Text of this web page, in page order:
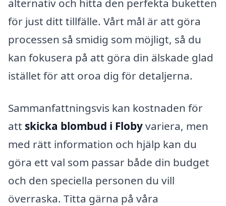
alternativ och hitta den perfekta buketten
för just ditt tillfälle. Vårt mål är att göra
processen så smidig som möjligt, så du
kan fokusera på att göra din älskade glad
istället för att oroa dig för detaljerna.
Sammanfattningsvis kan kostnaden för
att skicka blombud i Flobyvariera, men
med rätt information och hjälp kan du
göra ett val som passar både din budget
och den speciella personen du vill
överraska. Titta gärna på våra